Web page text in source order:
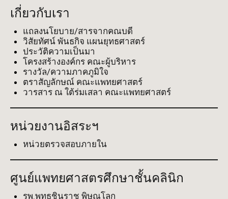
เกี่ยวกับเรา
แถลงนโยบาย/สารจากคณบดี
วิสัยทัศน์ พันธกิจ แผนยุทธศาสตร์
ประวัติความเป็นมา
โครงสร้างองค์กร คณะผู้บริหาร
รางวัล/ความภาคภูมิใจ
ตราสัญลักษณ์ คณะแพทยศาสตร์
วารสาร ณ ใต้ร่มเสลา คณะแพทยศาสตร์
หน่วยงานอิสระฯ
หน่วยตรวจสอบภายใน
ศูนย์แพทยศาสตรศึกษาชั้นคลินิก
รพ.พุทธชินราช พิษณุโลก